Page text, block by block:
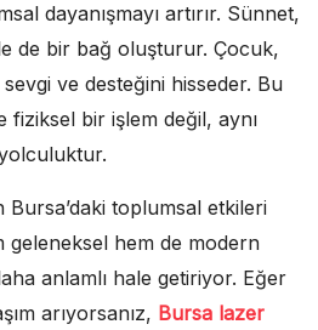
dayanışmayı artırır. Sünnet,
de bir bağ oluşturur. Çocuk,
ve desteğini hisseder. Bu
fiziksel bir işlem değil, aynı
toplumsal etkileri
geleneksel hem de modern
anlamlı hale getiriyor. Eğer
arıyorsanız, Bursa lazer